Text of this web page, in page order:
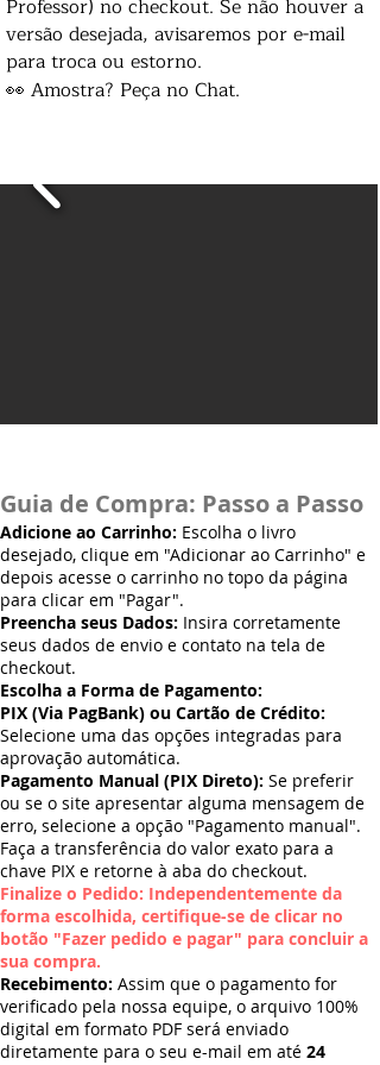
Professor) no checkout. Se não houver a
versão desejada, avisaremos por e-mail
para troca ou estorno.
👀 Amostra? Peça no Chat.
Guia de Compra: Passo a Passo
Adicione ao Carrinho: Escolha o livro
desejado, clique em "Adicionar ao Carrinho" e
depois acesse o carrinho no topo da página
para clicar em "Pagar".
Preencha seus Dados: Insira corretamente
seus dados de envio e contato na tela de
checkout.
Escolha a Forma de Pagamento:
PIX (Via PagBank) ou Cartão de Crédito:
Selecione uma das opções integradas para
aprovação automática.
Pagamento Manual (PIX Direto): Se preferir
ou se o site apresentar alguma mensagem de
erro, selecione a opção "Pagamento manual".
Faça a transferência do valor exato para a
chave PIX e retorne à aba do checkout.
Finalize o Pedido: Independentemente da
forma escolhida, certifique-se de clicar no
botão "Fazer pedido e pagar" para concluir a
sua compra.
Recebimento: Assim que o pagamento for
verificado pela nossa equipe, o arquivo 100%
digital em formato PDF será enviado
diretamente para o seu e-mail em até 24